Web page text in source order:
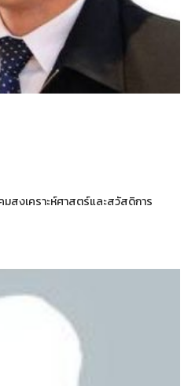
งเคราะห์ศาสตร์และสวัสดิการ